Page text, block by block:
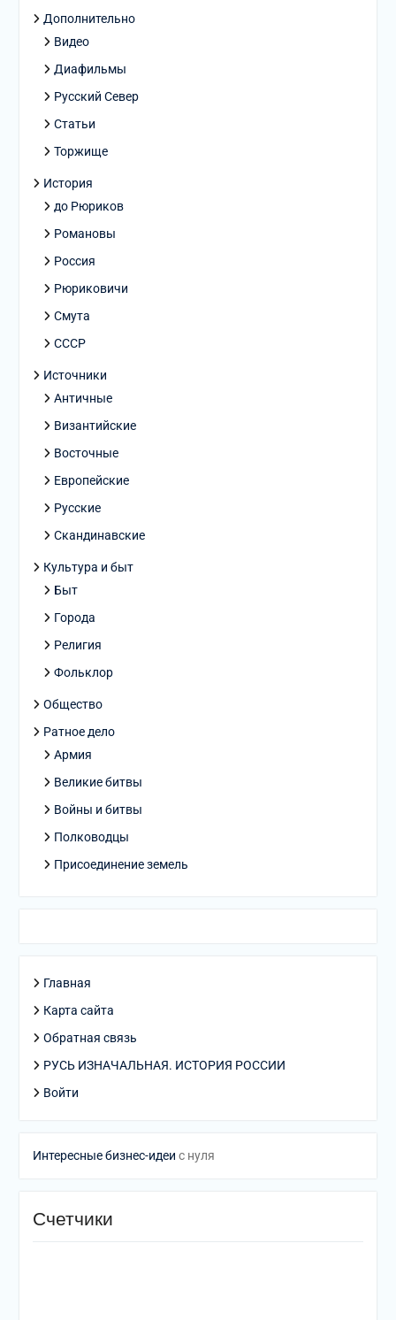
Дополнительно
Видео
Диафильмы
Русский Север
Статьи
Торжище
История
до Рюриков
Романовы
Россия
Рюриковичи
Смута
СССР
Источники
Античные
Византийские
Восточные
Европейские
Русские
Скандинавские
Культура и быт
Быт
Города
Религия
Фольклор
Общество
Ратное дело
Армия
Великие битвы
Войны и битвы
Полководцы
Присоединение земель
Главная
Карта сайта
Обратная связь
РУСЬ ИЗНАЧАЛЬНАЯ. ИСТОРИЯ РОССИИ
Войти
Интересные бизнес-идеи с нуля
Счетчики